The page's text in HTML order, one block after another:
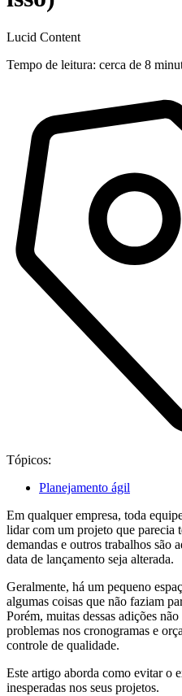
Lucid Content
Tempo de leitura: cerca de 8
Tópicos:
Planejamento ágil
Em qualquer empresa, toda
lidar com um projeto que parecia
demandas e outros trabalhos são
data de lançamento seja alterada.
Geralmente, há um pequeno
algumas coisas que não faziam
Porém, muitas dessas adições
problemas nos cronogramas e
controle de qualidade.
Este artigo aborda como evitar o
inesperadas nos seus projetos.